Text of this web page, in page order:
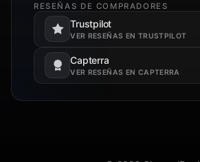
RESEÑAS DE COMPRADORES
Trustpilot
VER RESEÑAS EN TRUSTPILOT
Se abre en una pestaña nueva.
Capterra
VER RESEÑAS EN CAPTERRA
Se abre en una pestaña nueva.